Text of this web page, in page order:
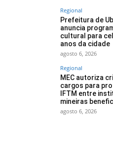
Regional
Prefeitura de
anuncia
cultural para
anos da cidade
agosto 6, 2026
Regional
MEC autoriza
cargos para
IFTM entre
mineiras
agosto 6, 2026